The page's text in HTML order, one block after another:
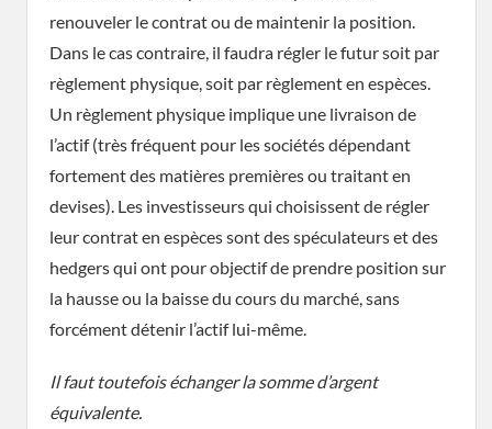
renouveler le contrat ou de maintenir la position.
Dans le cas contraire, il faudra régler le futur soit par
règlement physique, soit par règlement en espèces.
Un règlement physique implique une livraison de
l’actif (très fréquent pour les sociétés dépendant
fortement des matières premières ou traitant en
devises). Les investisseurs qui choisissent de régler
leur contrat en espèces sont des spéculateurs et des
hedgers qui ont pour objectif de prendre position sur
la hausse ou la baisse du cours du marché, sans
forcément détenir l’actif lui-même.
Il faut toutefois échanger la somme d’argent
équivalente.